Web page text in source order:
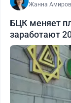
Жанна
БЦК меняет
заработают